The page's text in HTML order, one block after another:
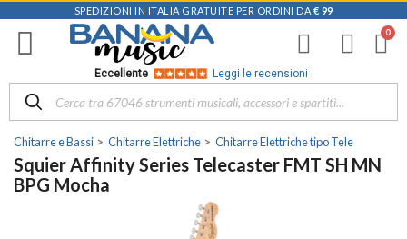
SPEDIZIONI IN ITALIA GRATUITE PER ORDINI DA € 99
Eccellente Leggi le recensioni
Chitarre e Bassi Chitarre Elettriche Chitarre Elettriche tipo Tele
Squier Affinity Series Telecaster FMT SH MN
BPG Mocha